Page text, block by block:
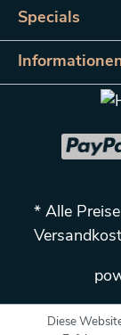
Specials
* Alle
Diese